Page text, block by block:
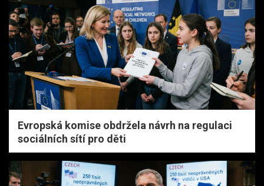
Evropská komise obdržela návrh na regulaci
sociálních sítí pro děti